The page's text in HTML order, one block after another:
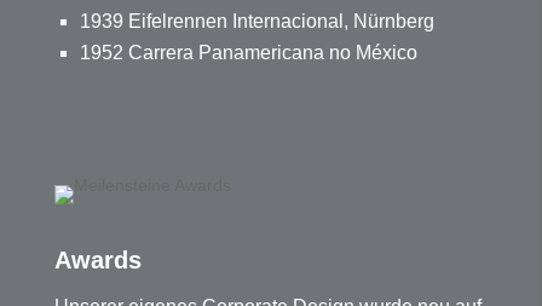
1939 Eifelrennen Internacional, Nürnberg
1952 Carrera Panamericana no México
Awards